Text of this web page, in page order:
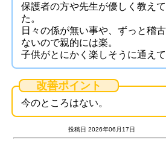
保護者の方や先生が優しく教え
た。
日々の係が無い事や、ずっと稽
ないので親的には楽。
子供がとにかく楽しそうに通えて
改善ポイント
今のところはない。
投稿日 2026年06月17日